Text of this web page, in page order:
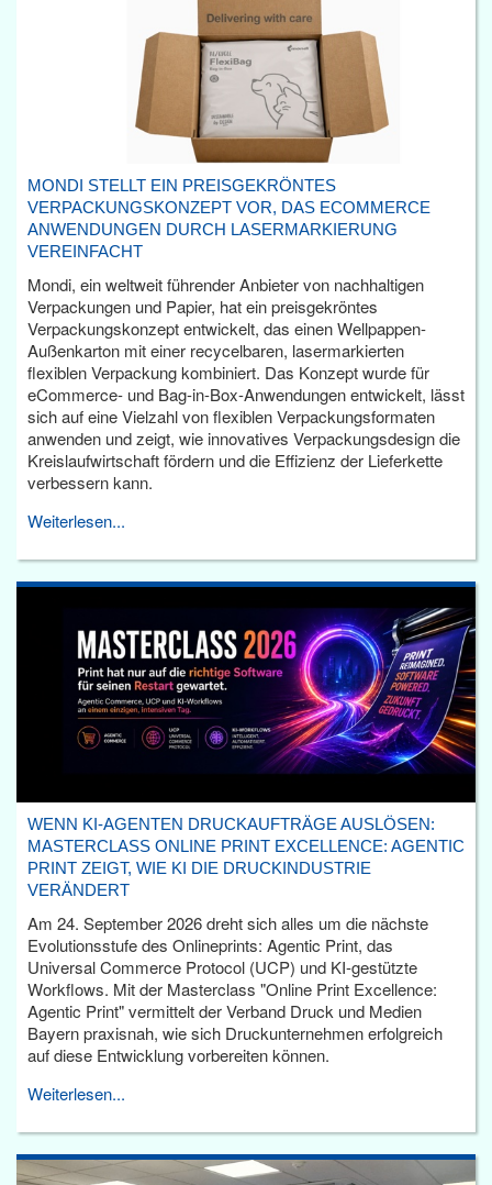
MONDI STELLT EIN PREISGEKRÖNTES
VERPACKUNGSKONZEPT VOR, DAS ECOMMERCE
ANWENDUNGEN DURCH LASERMARKIERUNG
VEREINFACHT
Mondi, ein weltweit führender Anbieter von nachhaltigen
Verpackungen und Papier, hat ein preisgekröntes
Verpackungskonzept entwickelt, das einen Wellpappen-
Außenkarton mit einer recycelbaren, lasermarkierten
flexiblen Verpackung kombiniert. Das Konzept wurde für
eCommerce- und Bag-in-Box-Anwendungen entwickelt, lässt
sich auf eine Vielzahl von flexiblen Verpackungsformaten
anwenden und zeigt, wie innovatives Verpackungsdesign die
Kreislaufwirtschaft fördern und die Effizienz der Lieferkette
verbessern kann.
Weiterlesen...
WENN KI-AGENTEN DRUCKAUFTRÄGE AUSLÖSEN:
MASTERCLASS ONLINE PRINT EXCELLENCE: AGENTIC
PRINT ZEIGT, WIE KI DIE DRUCKINDUSTRIE
VERÄNDERT
Am 24. September 2026 dreht sich alles um die nächste
Evolutionsstufe des Onlineprints: Agentic Print, das
Universal Commerce Protocol (UCP) und KI-gestützte
Workflows. Mit der Masterclass "Online Print Excellence:
Agentic Print" vermittelt der Verband Druck und Medien
Bayern praxisnah, wie sich Druckunternehmen erfolgreich
auf diese Entwicklung vorbereiten können.
Weiterlesen...